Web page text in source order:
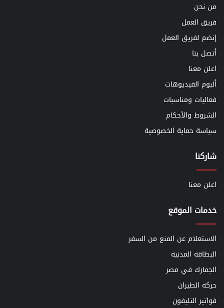
من نحن
فريق العمل
إنضم لفريق العمل
أتصل بنا
اعلن معنا
ألبوم الفيديوهات
فعاليات ومناسبات
الشروط والأحكام
سياسة حماية الخصوصية
شاركنا
اعلن معنا
خدمات الموقع
الاستعلام عن المنع من السفر
البطاقه المدنيه
الجمارك في مصر
حركه الطيران
فواتير التليفون